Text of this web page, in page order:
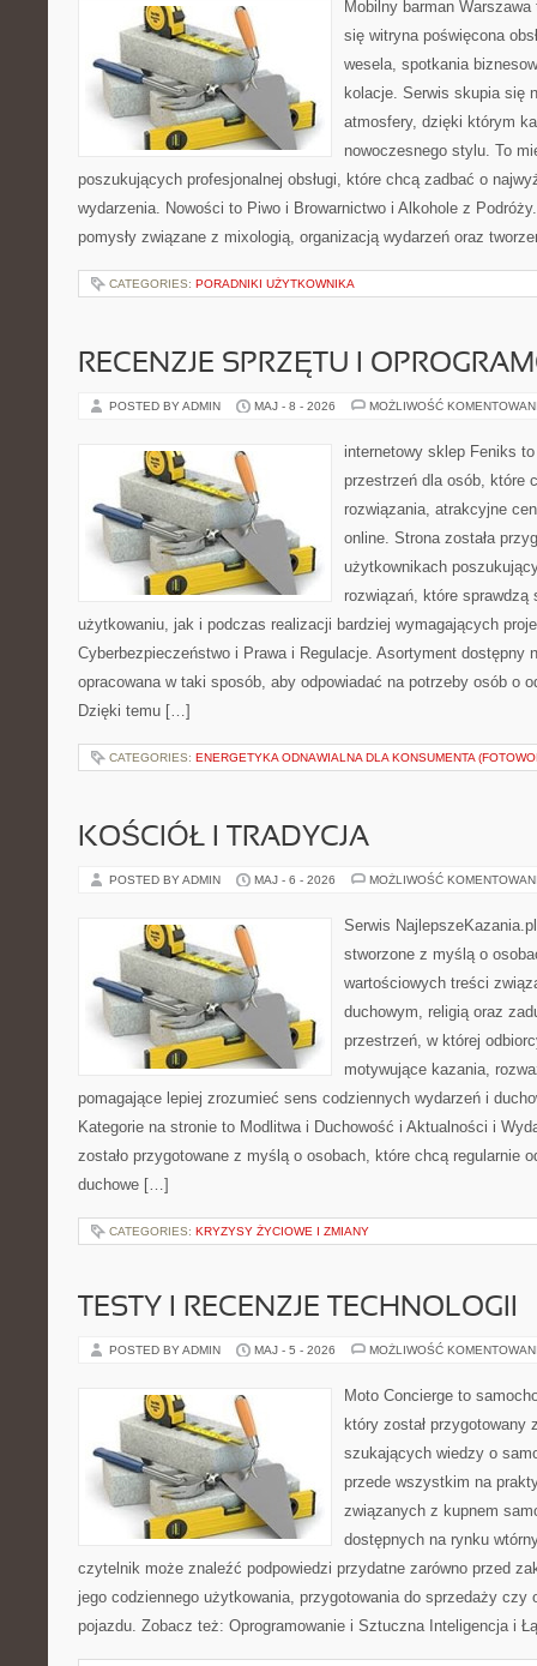
Mobilny barman
się witryna poświęcona
wesela, spotkania
kolacje. Serwis skupia się
atmosfery, dzięki którym
nowoczesnego stylu. To
poszukujących profesjonalnej obsługi, które chcą zadbać o
wydarzenia. Nowości to Piwo i Browarnictwo i Alkohole z
pomysły związane z mixologią, organizacją wydarzeń oraz
CATEGORIES: PORADNIKI UŻYTKOWNIKA
RECENZJE SPRZĘTU I
POSTED BY ADMIN MAJ - 8 - 2026 MOŻLIWOŚĆ
internetowy sklep Feniks
przestrzeń dla osób, które
rozwiązania, atrakcyjne
online. Strona została
użytkownikach
rozwiązań, które sprawdzą
użytkowaniu, jak i podczas realizacji bardziej wymagających
Cyberbezpieczeństwo i Prawa i Regulacje. Asortyment dostępny
opracowana w taki sposób, aby odpowiadać na potrzeby osób o
Dzięki temu […]
CATEGORIES: ENERGETYKA ODNAWIALNA DLA KONSUMENTA
KOŚCIÓŁ I TRADYCJA
POSTED BY ADMIN MAJ - 6 - 2026 MOŻLIWOŚĆ
Serwis
stworzone z myślą o
wartościowych treści
duchowym, religią oraz
przestrzeń, w której
motywujące kazania,
pomagające lepiej zrozumieć sens codziennych wydarzeń i
Kategorie na stronie to Modlitwa i Duchowość i Aktualności i
zostało przygotowane z myślą o osobach, które chcą regularnie
duchowe […]
CATEGORIES: KRYZYSY ŻYCIOWE I ZMIANY
TESTY I RECENZJE TECHNOLOGII
POSTED BY ADMIN MAJ - 5 - 2026 MOŻLIWOŚĆ
Moto Concierge to
który został przygotowany
szukających wiedzy o
przede wszystkim na
związanych z kupnem
dostępnych na rynku
czytelnik może znaleźć podpowiedzi przydatne zarówno przed
jego codziennego użytkowania, przygotowania do sprzedaży czy
pojazdu. Zobacz też: Oprogramowanie i Sztuczna Inteligencja i